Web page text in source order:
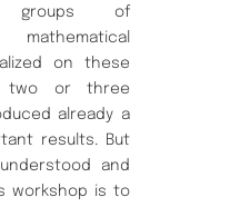
groups of
mathematical
on these
or three
already a
results. But
and
workshop is to